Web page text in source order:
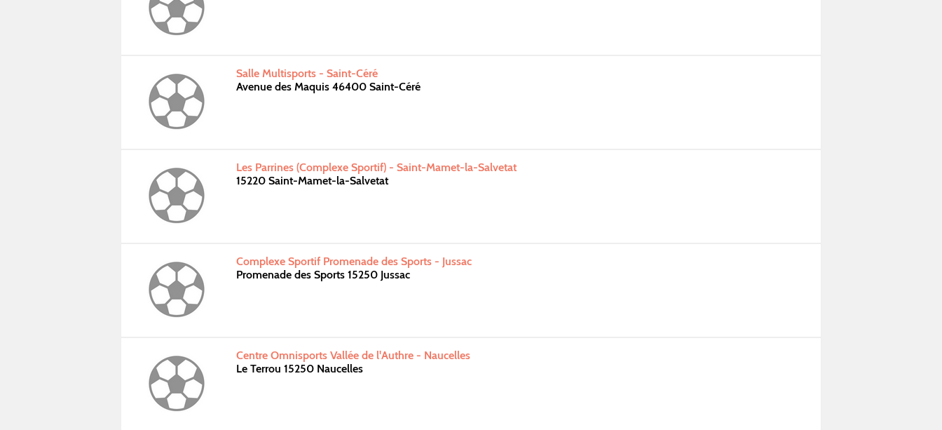
Salle Multisports - Saint-Céré
Avenue des Maquis 46400 Saint-Céré
Les Parrines (Complexe Sportif) - Saint-Mamet-la-Salvetat
15220 Saint-Mamet-la-Salvetat
Complexe Sportif Promenade des Sports - Jussac
Promenade des Sports 15250 Jussac
Centre Omnisports Vallée de l'Authre - Naucelles
Le Terrou 15250 Naucelles